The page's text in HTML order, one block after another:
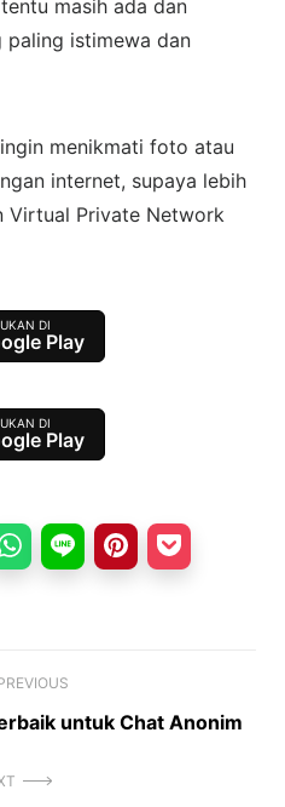
masih ada dan
paling istimewa dan
menikmati foto atau
internet, supaya lebih
Virtual Private Network
Play
Play
untuk Chat Anonim